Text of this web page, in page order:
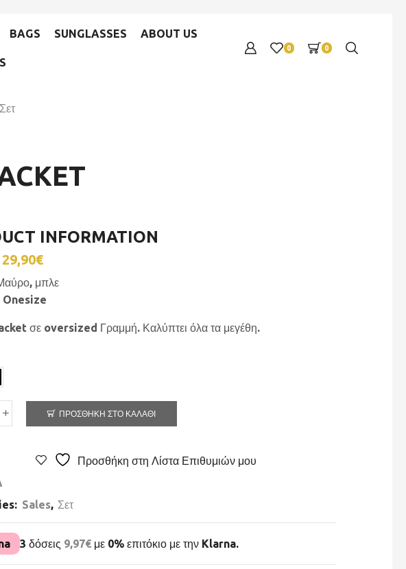
BAGS SUNGLASSES ABOUT US
0 0
Σετ
INFORMATION
29,90€
μπλε
Onesize
σε oversized Γραμμή. Καλύπτει όλα τα μεγέθη.
ΠΡΟΣΘΉΚΗ ΣΤΟ ΚΑΛΆΘΙ
Προσθήκη στη Λίστα Επιθυμιών μου
Sales, Σετ
3 δόσεις 9,97€ με 0% επιτόκιο με την Klarna.